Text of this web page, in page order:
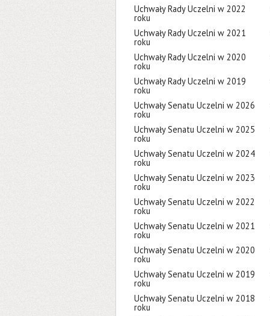
Uchwały Rady Uczelni w 2022
roku
Uchwały Rady Uczelni w 2021
roku
Uchwały Rady Uczelni w 2020
roku
Uchwały Rady Uczelni w 2019
roku
Uchwały Senatu Uczelni w 2026
roku
Uchwały Senatu Uczelni w 2025
roku
Uchwały Senatu Uczelni w 2024
roku
Uchwały Senatu Uczelni w 2023
roku
Uchwały Senatu Uczelni w 2022
roku
Uchwały Senatu Uczelni w 2021
roku
Uchwały Senatu Uczelni w 2020
roku
Uchwały Senatu Uczelni w 2019
roku
Uchwały Senatu Uczelni w 2018
roku